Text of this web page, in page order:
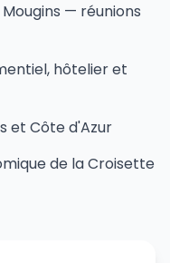
— réunions
hôtelier et
et Côte d'Azur
de la Croisette